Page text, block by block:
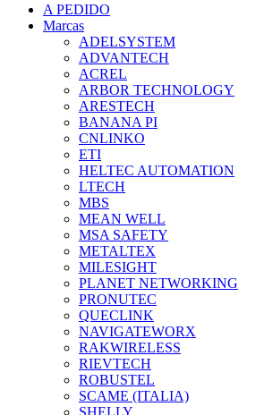
A PEDIDO
Marcas
ADELSYSTEM
ADVANTECH
ACREL
ARBOR TECHNOLOGY
ARESTECH
BANANA PI
CNLINKO
ETI
HELTEC AUTOMATION
LTECH
MBS
MEAN WELL
MSA SAFETY
METALTEX
MILESIGHT
PLANET NETWORKING
PRONUTEC
QUECLINK
NAVIGATEWORX
RAKWIRELESS
RIEVTECH
ROBUSTEL
SCAME (ITALIA)
SHELLY